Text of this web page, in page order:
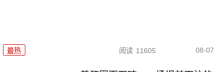
最热 阅读 11605 08-07